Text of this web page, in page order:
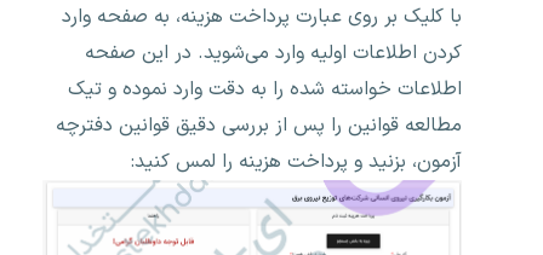
با کلیک بر روی عبارت پرداخت هزینه، به صفحه وارد
کردن اطلاعات اولیه وارد می‌شوید. در این صفحه
اطلاعات خواسته شده را به دقت وارد نموده و تیک
مطالعه قوانین را پس از بررسی دقیق قوانین دفترچه
آزمون، بزنید و پرداخت هزینه را لمس کنید: